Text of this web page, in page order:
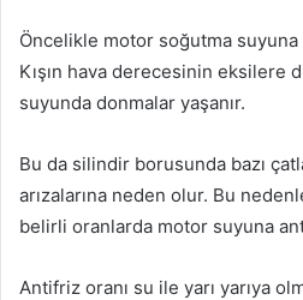
Öncelikle motor soğutma
Kışın hava derecesinin eksilere
suyunda donmalar yaşanır.
Bu da silindir borusunda bazı
arızalarına neden olur. Bu
belirli oranlarda motor suyuna
Antifriz oranı su ile yarı yarıya